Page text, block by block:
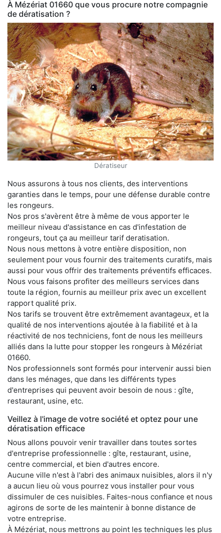
À Mézériat 01660 que vous procure notre compagnie
de dératisation ?
Dératiseur
Nous assurons à tous nos clients, des interventions
garanties dans le temps, pour une défense durable contre
les rongeurs.
Nos pros s'avèrent être à même de vous apporter le
meilleur niveau d'assistance en cas d'infestation de
rongeurs, tout ça au meilleur tarif deratisation.
Nous nous mettons à votre entière disposition, non
seulement pour vous fournir des traitements curatifs, mais
aussi pour vous offrir des traitements préventifs efficaces.
Nous vous faisons profiter des meilleurs services dans
toute la région, fournis au meilleur prix avec un excellent
rapport qualité prix.
Nos tarifs se trouvent être extrêmement avantageux, et la
qualité de nos interventions ajoutée à la fiabilité et à la
réactivité de nos techniciens, font de nous les meilleurs
alliés dans la lutte pour stopper les rongeurs à Mézériat
01660.
Nos professionnels sont formés pour intervenir aussi bien
dans les ménages, que dans les différents types
d'entreprises qui peuvent avoir besoin de nous : gîte,
restaurant, usine, etc.
Veillez à l'image de votre société et optez pour une
dératisation efficace
Nous allons pouvoir venir travailler dans toutes sortes
d'entreprise professionnelle : gîte, restaurant, usine,
centre commercial, et bien d'autres encore.
Aucune ville n'est à l'abri des animaux nuisibles, alors il n'y
a aucun lieu où vous pourrez vous installer pour vous
dissimuler de ces nuisibles. Faites-nous confiance et nous
agirons de sorte de les maintenir à bonne distance de
votre entreprise.
À Mézériat, nous mettrons au point les techniques les plus